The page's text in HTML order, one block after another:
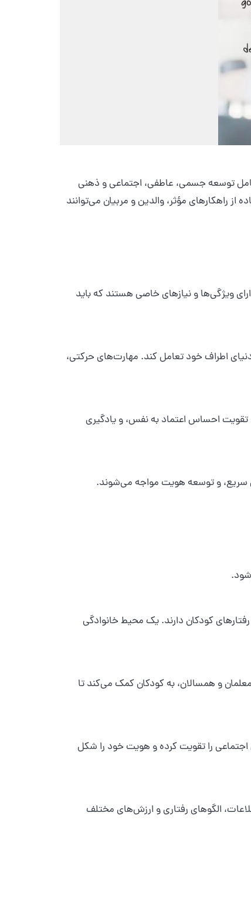
توسعه جسمی، عاطفی، اجتماعی و ذهنی
راهکارهای مؤثر، والدین و مربیان می‌توانند
ویژگی‌ها و نیازهای خاصی هستند که باید
اطراف خود تعامل کند. مهارت‌های حرکتی،
تقویت احساس اعتماد به نفس، و یادگیری
سریع، و توسعه هویت مواجه می‌شوند.
کودکان دارند. یک محیط خانوادگی
و همسالان، به کودکان کمک می‌کند تا
اجتماعی را تقویت کرده و هویت خود را شکل
الگوهای رفتاری و ارزش‌های مختلف